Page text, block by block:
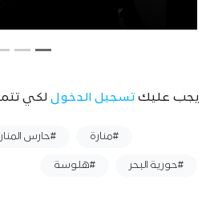
يجب عليك تسجيل الدخول لكي
#منارة #حارس
#حورية البحر #هلوسة